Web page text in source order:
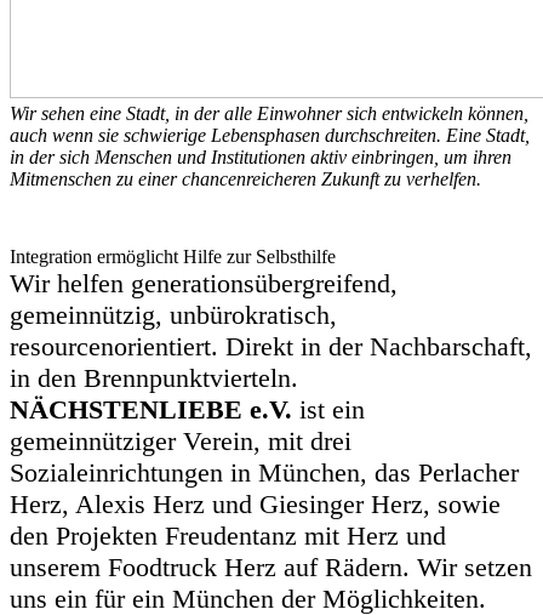
Wir sehen eine Stadt, in der alle Einwohner sich entwickeln können,
auch wenn sie schwierige Lebensphasen durchschreiten. Eine Stadt,
in der sich Menschen und Institutionen aktiv einbringen, um ihren
Mitmenschen zu einer chancenreicheren Zukunft zu verhelfen.
Integration ermöglicht Hilfe zur Selbsthilfe
Wir helfen generationsübergreifend,
gemeinnützig, ​unbürokratisch,
resourcenorientiert. Direkt in der ​Nachbarschaft,
in den Brennpunktvierteln.
NÄCHSTENLIEBE e.V. ist ein
gemeinnütziger Verein, ​mit drei
Sozialeinrichtungen in München, das ​Perlacher
Herz, Alexis Herz und Giesinger Herz, sowie
den Projekten Freudentanz mit ​Herz und
unserem Foodtruck Herz auf Rädern. Wir setzen
uns ein für ein München der ​Möglichkeiten.